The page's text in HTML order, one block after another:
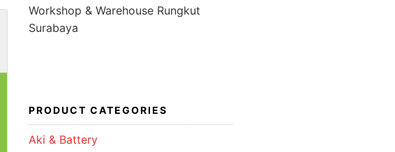
Workshop & Warehouse Rungkut
Surabaya
PRODUCT CATEGORIES
Aki & Battery